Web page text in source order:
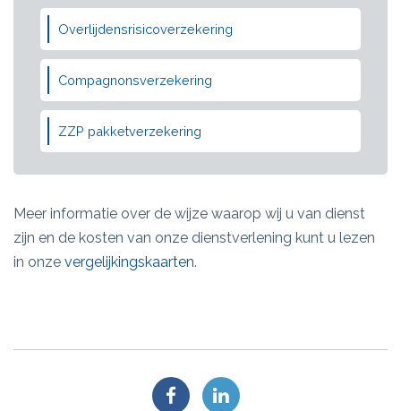
Overlijdensrisicoverzekering
Compagnonsverzekering
ZZP pakketverzekering
Meer informatie over de wijze waarop wij u van dienst
zijn en de kosten van onze dienstverlening kunt u lezen
in onze vergelijkingskaarten.